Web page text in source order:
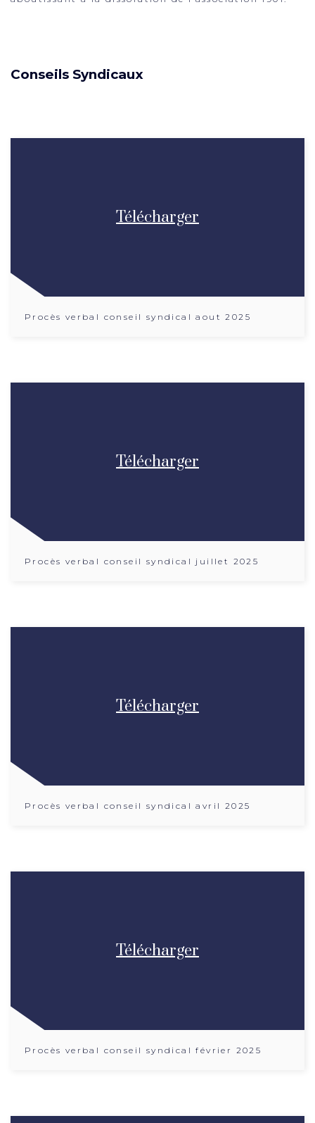
Conseils Syndicaux
Télécharger
Procès verbal conseil syndical aout 2025
Télécharger
Procès verbal conseil syndical juillet 2025
Télécharger
Procès verbal conseil syndical avril 2025
Télécharger
Procès verbal conseil syndical février 2025